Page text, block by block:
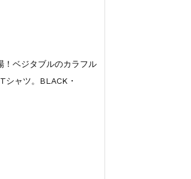
！ベジタブルのカラフル
シャツ。BLACK・